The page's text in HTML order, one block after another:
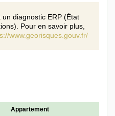
diagnostic ERP (État
Pour en savoir plus,
www.georisques.gouv.fr/
Appartement